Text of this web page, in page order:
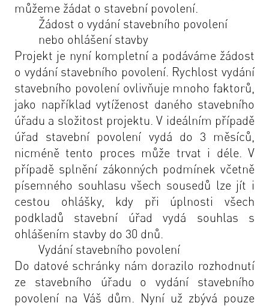
můžeme žádat o stavební povolení.
Žádost o vydání stavebního povolení
nebo ohlášení stavby
Projekt je nyní kompletní a podáváme žádost
o vydání stavebního povolení. Rychlost vydání
stavebního povolení ovlivňuje mnoho faktorů,
jako například vytíženost daného stavebního
úřadu a složitost projektu. V ideálním případě
úřad stavební povolení vydá do 3 měsíců,
nicméně tento proces může trvat i déle. V
případě splnění zákonných podmínek včetně
písemného souhlasu všech sousedů lze jít i
cestou ohlášky, kdy při úplnosti všech
podkladů stavební úřad vydá souhlas s
ohlášením stavby do 30 dnů.
Vydání stavebního povolení
Do datové schránky nám dorazilo rozhodnutí
ze stavebního úřadu o vydání stavebního
povolení na Váš dům. Nyní už zbývá pouze